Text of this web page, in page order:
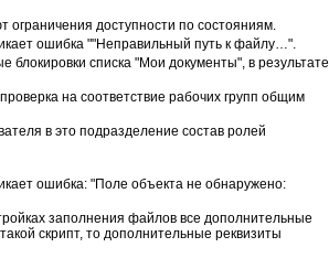
доступности по состояниям.
ошибка ""Неправильный путь к файлу…".
списка "Мои документы", в результате
на соответствие рабочих групп общим
в это подразделение состав ролей
ошибка: "Поле объекта не обнаружено:
заполнения файлов все дополнительные
скрипт, то дополнительные реквизиты